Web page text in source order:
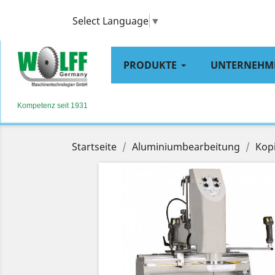
Select Language ▼
Kompetenz seit 1931
PRODUKTE
Startseite Aluminiumbearbeitung